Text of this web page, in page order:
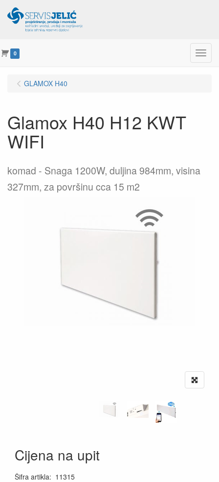
0 Menu
GLAMOX H40
Glamox H40 H12 KWT
WIFI
komad
Snaga 1200W, duljina 984mm, visina
327mm, za površinu cca 15 m2
Cijena na upit
Šifra artikla: 11315